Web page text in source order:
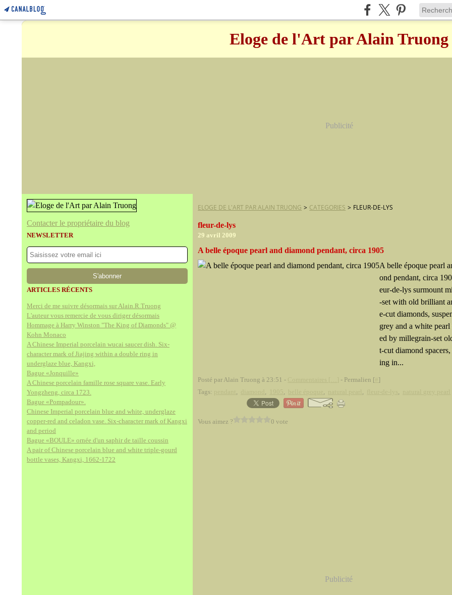
Eloge de l'Art par Alain Truong
Publicité
Contacter le propriétaire du blog
NEWSLETTER
ARTICLES RÉCENTS
Merci de me suivre désormais sur Alain.R.Truong
L'auteur vous remercie de vous diriger désormais
Hommage à Harry Winston "The King of Diamonds" @
Kohn Monaco
A Chinese Imperial porcelain wucai saucer dish. Six-
character mark of Jiajing within a double ring in
underglaze blue, Kangxi,
Bague «Jonquille»
A Chinese porcelain famille rose square vase. Early
Yongzheng, circa 1723.
Bague «Pompadour».
Chinese Imperial porcelain blue and white, underglaze
copper-red and celadon vase. Six-character mark of Kangxi
and period
Bague «BOULE» ornée d'un saphir de taille coussin
A pair of Chinese porcelain blue and white triple-gourd
bottle vases, Kangxi, 1662-1722
ELOGE DE L'ART PAR ALAIN TRUONG > CATEGORIES > FLEUR-DE-LYS
fleur-de-lys
29 avril 2009
A belle époque pearl and diamond pendant, circa 1905
A belle époque pearl
ond pendant, circa
eur-de-lys surmount
-set with old brilliant
e-cut diamonds,
grey and a white pearl
ed by millegrain-set
t-cut diamond
ing in...
Posté par Alain Truong à 23:51 - - Permalien [ ]
Tags:
, , , , , ,
Vous aimez ? 0 vote
Publicité